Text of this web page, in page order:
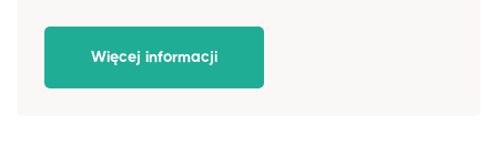
Więcej informacji